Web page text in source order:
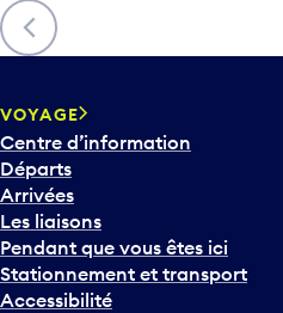
Précédent
VOYAGE
Centre d’information
Départs
Arrivées
Les liaisons
Pendant que vous êtes ici
Stationnement et transport
Accessibilité